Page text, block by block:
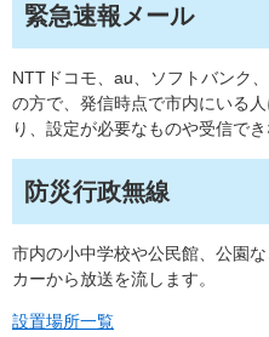
緊急速報メール
NTTドコモ、au、ソフトバンク
の方で、発信時点で市内にいる
り、設定が必要なものや受信でき
防災行政無線
市内の小中学校や公民館、公園
カーから放送を流します。
設置場所一覧